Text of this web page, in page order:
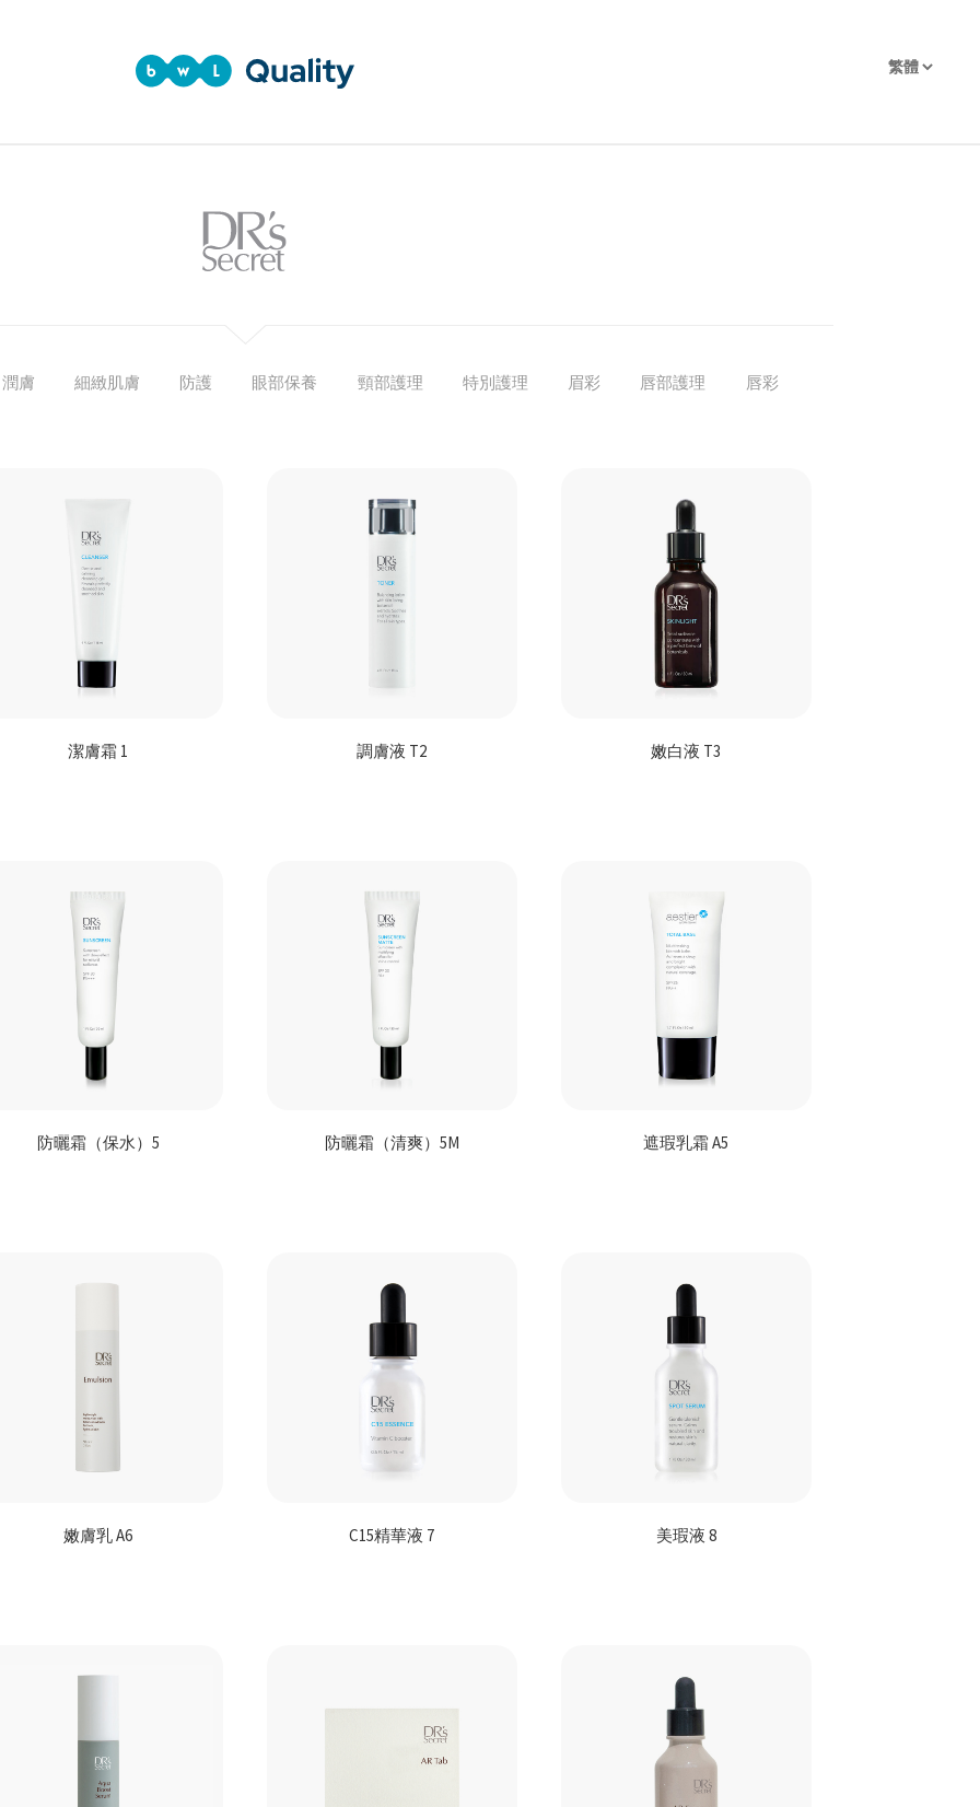
潤膚 細緻肌膚 防護 眼部保養 頸部護理 特別護理 眉彩 唇部護理 唇彩
潔膚霜 1 調膚液 T2 嫩白液 T3
防曬霜（保水）5 防曬霜（清爽）5M 遮瑕乳霜 A5
嫩膚乳 A6 C15精華液 7 美瑕液 8